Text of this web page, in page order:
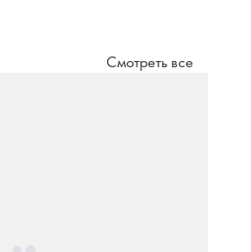
Смотреть все